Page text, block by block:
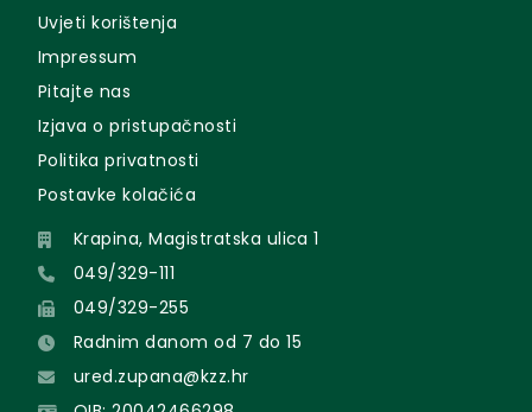
Uvjeti korištenja
Impressum
Pitajte nas
Izjava o pristupačnosti
Politika privatnosti
Postavke kolačića
Krapina, Magistratska ulica 1
049/329-111
049/329-255
Radnim danom od 7 do 15
ured.zupana@kzz.hr